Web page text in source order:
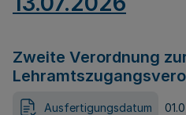
Zweite Verordnung
Ausfertigungsdatum